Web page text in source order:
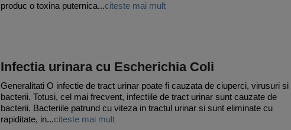
produc o toxina puternica...citeste mai mult
Infectia urinara cu Escherichia Coli
Generalitati O infectie de tract urinar poate fi cauzata de ciuperci, virusuri si
bacterii. Totusi, cel mai frecvent, infectiile de tract urinar sunt cauzate de
bacterii. Bacteriile patrund cu viteza in tractul urinar si sunt eliminate cu
rapiditate, in...citeste mai mult